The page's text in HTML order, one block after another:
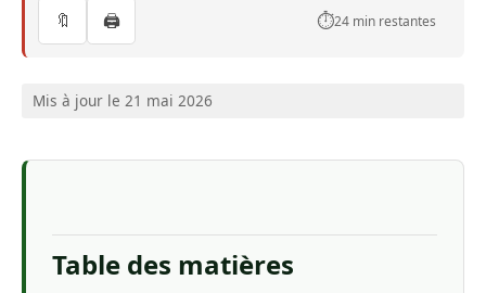
🔖 🖨️ ⏱️24 min restantes
Mis à jour le 21 mai 2026
Table des matières